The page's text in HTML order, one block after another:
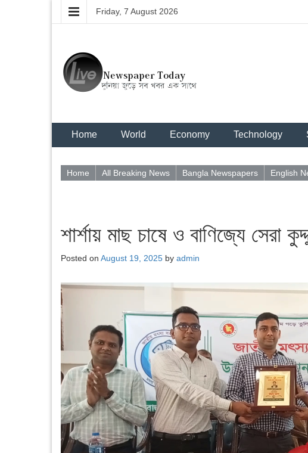
Friday, 7 August 2026
Home World Economy Technology
Home All Breaking News Bangla Newspapers English
শার্শায় মাছ চাষে ও বাণিজ্যে সেরা
Posted on August 19, 2025 by admin